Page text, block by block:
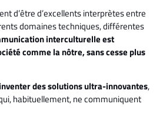
d’être d’excellents interprètes entre
domaines techniques, différentes
interculturelle est
comme la nôtre, sans cesse plus
des solutions ultra-innovantes,
habituellement, ne communiquent